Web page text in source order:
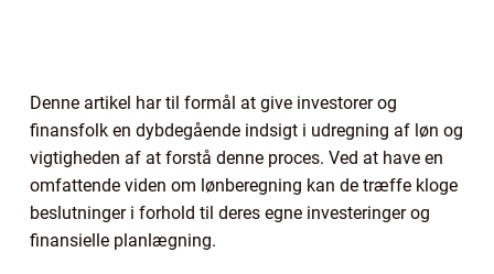
Denne artikel har til formål at give investorer og
finansfolk en dybdegående indsigt i udregning af løn og
vigtigheden af at forstå denne proces. Ved at have en
omfattende viden om lønberegning kan de træffe kloge
beslutninger i forhold til deres egne investeringer og
finansielle planlægning.